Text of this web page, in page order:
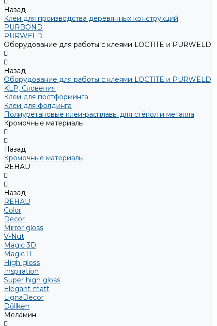
Назад
Клеи для производства деревянных конструкций
PURBOND
PURWELD
Оборудование для работы с клеями LOCTITE и PURWELD
Назад
Оборудование для работы с клеями LOCTITE и PURWELD
KLP, Словения
Клеи для постформинга
Клеи для фолдинга
Полиуретановые клеи-расплавы для стёкол и металла
Кромочные материалы
Назад
Кромочные материалы
REHAU
Назад
REHAU
Color
Decor
Mirror gloss
V-Nut
Magic 3D
Magic II
High gloss
Inspiration
Super high gloss
Elegant matt
LignaDecor
Döllken
Меламин